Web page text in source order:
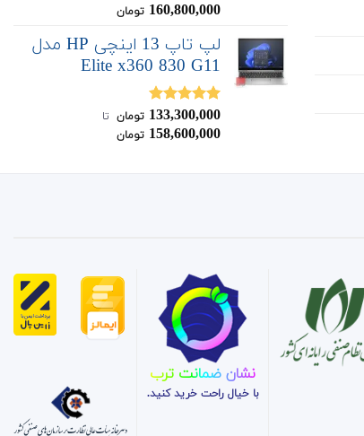
نمره
160,800,000 تومان
لپ تاپ 13 اینچی HP مدل
Elite x360 830 G11
نمره5.00
از 5
133,300,000 تومان ‌ تا ‌
158,600,000 تومان
نشان ضمانت ترب
با خیال راحت خرید کنید.